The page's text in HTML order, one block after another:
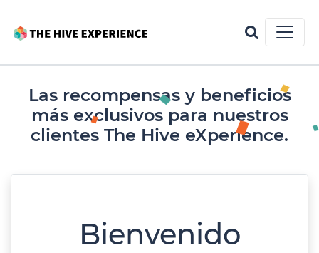
Las recompensas y beneficios
más exclusivos para nuestros
clientes The Hive eXperience.
Bienvenido